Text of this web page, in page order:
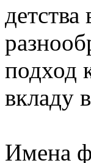
подход
вкладу
Имена